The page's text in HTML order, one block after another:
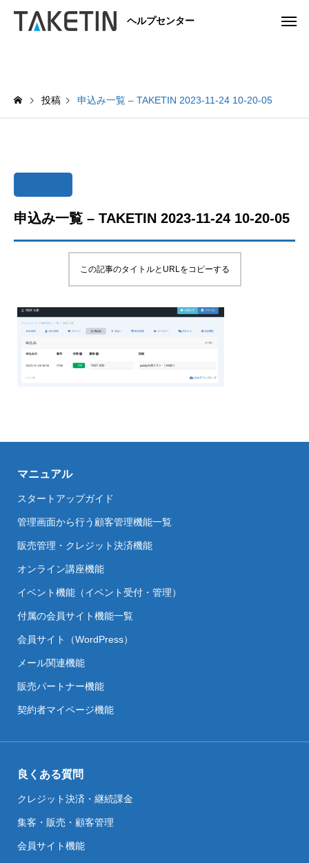
ヘルプセンター
投稿 申込み一覧 – TAKETIN 2023-11-24 10-20-05
申込み一覧 – TAKETIN 2023-11-24 10-20-05
この記事のタイトルとURLをコピーする
マニュアル
スタートアップガイド
管理画面から行う顧客管理機能一覧
販売管理・クレジット決済機能
オンライン講座機能
イベント機能（イベント受付・管理）
付属の会員サイト機能一覧
会員サイト（WordPress）
メール関連機能
販売パートナー機能
契約者マイページ機能
良くある質問
クレジット決済・継続課金
集客・販売・顧客管理
会員サイト機能